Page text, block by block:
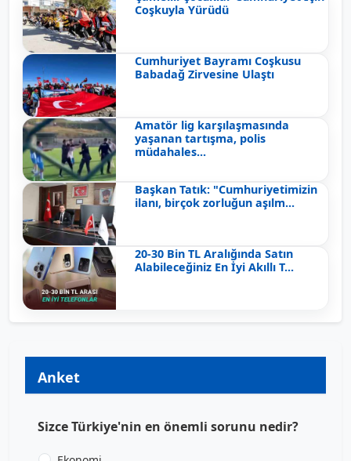
Coşkuyla Yürüdü
Cumhuriyet Bayramı Coşkusu
Babadağ Zirvesine Ulaştı
Amatör lig karşılaşmasında
yaşanan tartışma, polis
müdahales...
Başkan Tatık: "Cumhuriyetimizin
ilanı, birçok zorluğun aşılm...
20-30 Bin TL Aralığında Satın
Alabileceğiniz En İyi Akıllı T...
Anket
Sizce Türkiye'nin en önemli sorunu nedir?